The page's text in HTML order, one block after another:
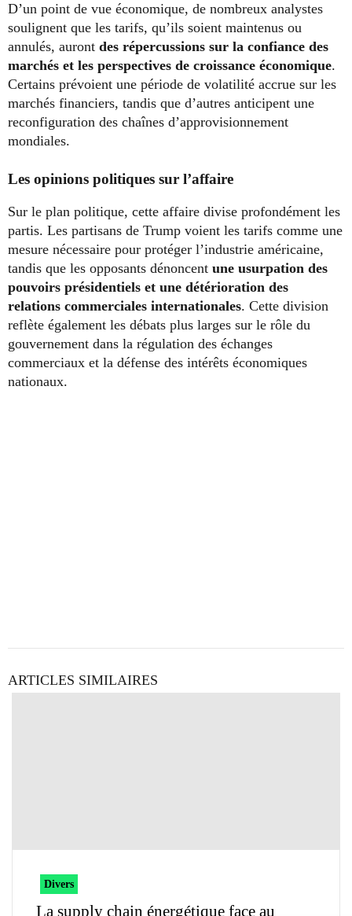
D’un point de vue économique, de nombreux analystes
soulignent que les tarifs, qu’ils soient maintenus ou
annulés, auront des répercussions sur la confiance des
marchés et les perspectives de croissance économique.
Certains prévoient une période de volatilité accrue sur les
marchés financiers, tandis que d’autres anticipent une
reconfiguration des chaînes d’approvisionnement
mondiales.
Les opinions politiques sur l’affaire
Sur le plan politique, cette affaire divise profondément les
partis. Les partisans de Trump voient les tarifs comme une
mesure nécessaire pour protéger l’industrie américaine,
tandis que les opposants dénoncent une usurpation des
pouvoirs présidentiels et une détérioration des
relations commerciales internationales. Cette division
reflète également les débats plus larges sur le rôle du
gouvernement dans la régulation des échanges
commerciaux et la défense des intérêts économiques
nationaux.
ARTICLES SIMILAIRES
Divers
La supply chain énergétique face au